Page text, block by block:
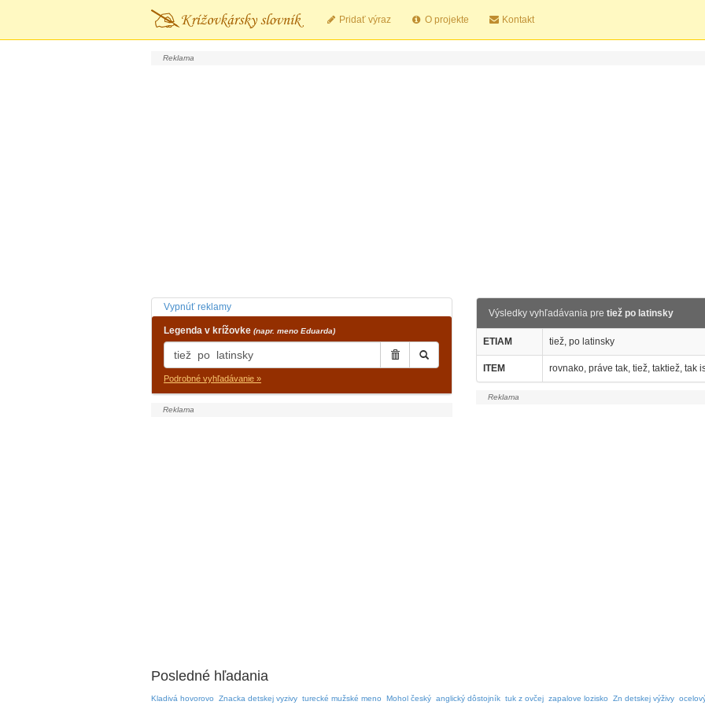
Pridať výraz O projekte Kontakt
Vypnúť reklamy
Legenda v krížovke (napr. meno Eduarda)
Podrobné vyhľadávanie »
Výsledky vyhľadávania pre tiež po latinsky
ETIAM tiež, po latinsky
ITEM rovnako, práve tak, tiež, taktiež, tak
Posledné hľadania
Kladivá hovorovo Znacka detskej vyzivy turecké mužské meno Mohol český anglický dôstojník tuk z ovčej zapalove lozisko Zn detskej výživy